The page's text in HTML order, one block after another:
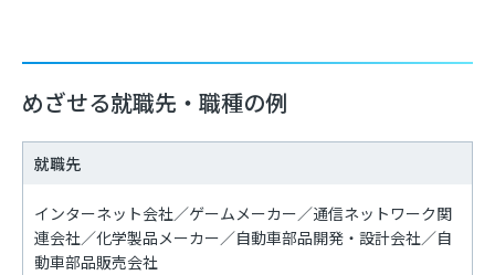
めざせる就職先・職種の例
就職先
インターネット会社／ゲームメーカー／通信ネットワーク関
連会社／化学製品メーカー／自動車部品開発・設計会社／自
動車部品販売会社